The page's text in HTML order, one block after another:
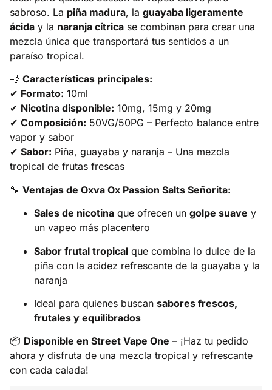
sabroso. La piña madura, la guayaba ligeramente
ácida y la naranja cítrica se combinan para crear una
mezcla única que transportará tus sentidos a un
paraíso tropical.
💨 Características principales:
✔ Formato: 10ml
✔ Nicotina disponible: 10mg, 15mg y 20mg
✔ Composición: 50VG/50PG – Perfecto balance entre
vapor y sabor
✔ Sabor: Piña, guayaba y naranja – Una mezcla
tropical de frutas frescas
🔧 Ventajas de Oxva Ox Passion Salts Señorita:
Sales de nicotina que ofrecen un golpe suave y
un vapeo más placentero
Sabor frutal tropical que combina lo dulce de la
piña con la acidez refrescante de la guayaba y la
naranja
Ideal para quienes buscan sabores frescos,
frutales y equilibrados
📦 Disponible en Street Vape One – ¡Haz tu pedido
ahora y disfruta de una mezcla tropical y refrescante
con cada calada!